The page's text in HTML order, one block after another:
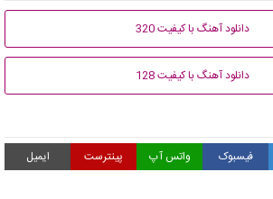
دانلود آهنگ با کیفیت 320
دانلود آهنگ با کیفیت 128
فیسبوک واتس آپ پینترست ایمیل